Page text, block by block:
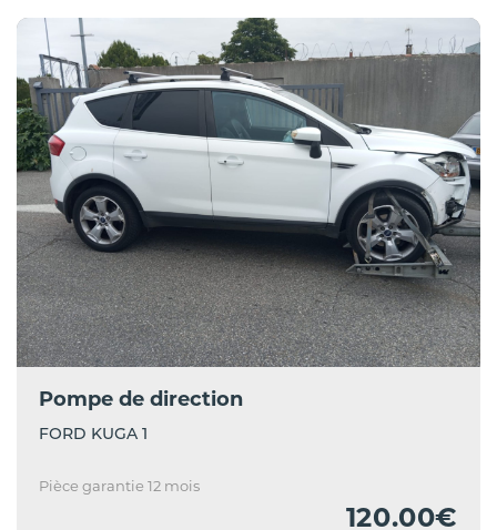
Pompe de direction
FORD KUGA 1
Pièce garantie 12 mois
120.00€